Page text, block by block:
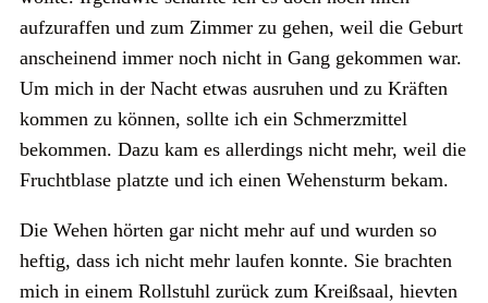
aufzuraffen und zum Zimmer zu gehen, weil die Geburt
anscheinend immer noch nicht in Gang gekommen war.
Um mich in der Nacht etwas ausruhen und zu Kräften
kommen zu können, sollte ich ein Schmerzmittel
bekommen. Dazu kam es allerdings nicht mehr, weil die
Fruchtblase platzte und ich einen Wehensturm bekam.
Die Wehen hörten gar nicht mehr auf und wurden so
heftig, dass ich nicht mehr laufen konnte. Sie brachten
mich in einem Rollstuhl zurück zum Kreißsaal, hievten